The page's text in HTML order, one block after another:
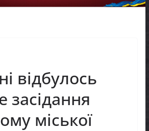
відбулось
засідання
міської